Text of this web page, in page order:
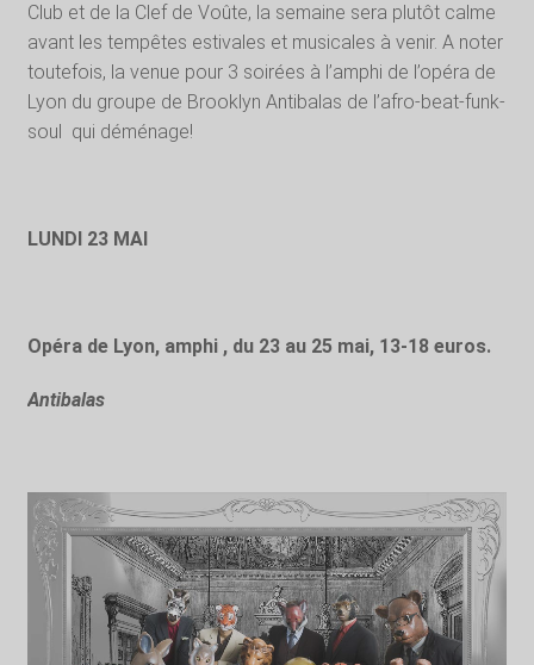
Club et de la Clef de Voûte, la semaine sera plutôt calme
avant les tempêtes estivales et musicales à venir. A noter
toutefois, la venue pour 3 soirées à l’amphi de l’opéra de
Lyon du groupe de Brooklyn Antibalas de l’afro-beat-funk-
soul qui déménage!
LUNDI 23 MAI
Opéra de Lyon, amphi , du 23 au 25 mai, 13-18 euros.
Antibalas